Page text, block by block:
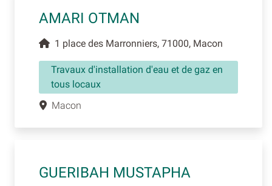
AMARI OTMAN
1 place des Marronniers, 71000, Macon
Travaux d'installation d'eau et de gaz en
tous locaux
Macon
GUERIBAH MUSTAPHA